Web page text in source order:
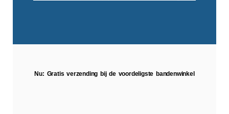
Nu: Gratis verzending bij de voordeligste bandenwinkel